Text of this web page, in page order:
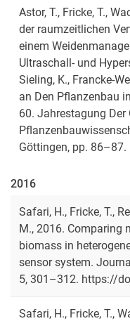
Astor, T., Fricke, T.,
der raumzeitlichen
einem
Ultraschall- und
Sieling, K., Francke-
an Den Pflanzenbau
60. Jahrestagung Der
Göttingen, pp. 86–87.
2016
Safari, H., Fricke, T.,
M., 2016. Comparing
biomass in
sensor system.
5, 301–312. https://
Safari, H., Fricke, T.,